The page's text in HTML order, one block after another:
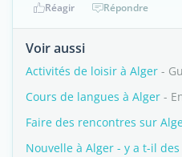
Réagir Répondre
Voir aussi
Activités de loisir à Alger -
Cours de langues à Alger -
Faire des rencontres sur
Nouvelle à Alger - y a t-il